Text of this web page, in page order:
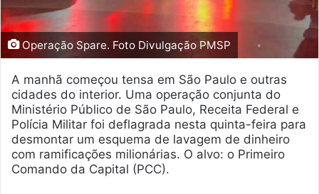
Operação Spare. Foto Divulgação PMSP
A manhã começou tensa em São Paulo e outras
cidades do interior. Uma operação conjunta do
Ministério Público de São Paulo, Receita Federal e
Polícia Militar foi deflagrada nesta quinta-feira para
desmontar um esquema de lavagem de dinheiro
com ramificações milionárias. O alvo: o Primeiro
Comando da Capital (PCC).